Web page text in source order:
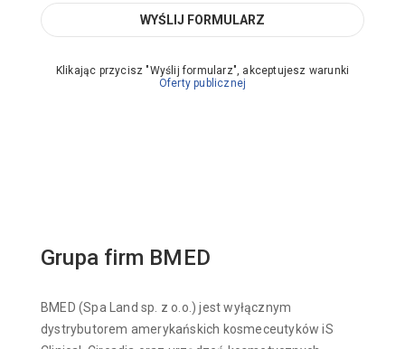
Klikając przycisz "Wyślij formularz", akceptujesz warunki
Oferty publicznej
Grupa firm BMED
BMED (Spa Land sp. z o.o.) jest wyłącznym
dystrybutorem amerykańskich kosmeceutyków iS